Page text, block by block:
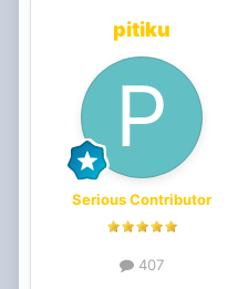
pitiku
Serious Contributor
407